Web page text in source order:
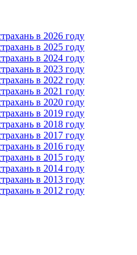
в 2026 году
в 2025 году
в 2024 году
в 2023 году
в 2022 году
в 2021 году
в 2020 году
в 2019 году
в 2018 году
в 2017 году
в 2016 году
в 2015 году
в 2014 году
в 2013 году
в 2012 году